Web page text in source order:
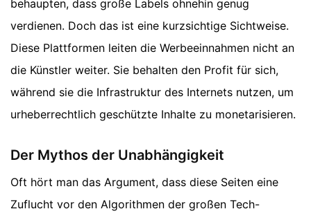
behaupten, dass große Labels ohnehin genug
verdienen. Doch das ist eine kurzsichtige Sichtweise.
Diese Plattformen leiten die Werbeeinnahmen nicht an
die Künstler weiter. Sie behalten den Profit für sich,
während sie die Infrastruktur des Internets nutzen, um
urheberrechtlich geschützte Inhalte zu monetarisieren.
Der Mythos der Unabhängigkeit
Oft hört man das Argument, dass diese Seiten eine
Zuflucht vor den Algorithmen der großen Tech-